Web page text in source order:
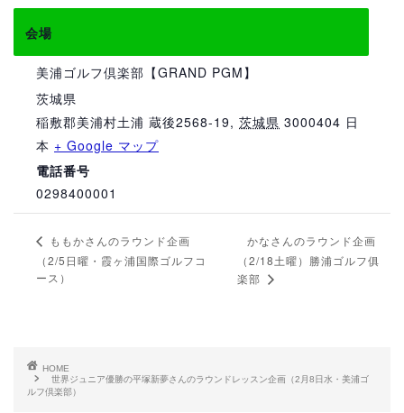
会場
美浦ゴルフ倶楽部【GRAND PGM】
茨城県
稲敷郡美浦村土浦 蔵後2568-19, 茨城県 3000404 日
本 + Google マップ
電話番号
0298400001
ももかさんのラウンド企画
（2/5日曜・霞ヶ浦国際ゴルフコ
ース）
かなさんのラウンド企画
（2/18土曜）勝浦ゴルフ俱
楽部
HOME
世界ジュニア優勝の平塚新夢さんのラウンドレッスン企画（2月8日水・美浦ゴ
ルフ倶楽部）